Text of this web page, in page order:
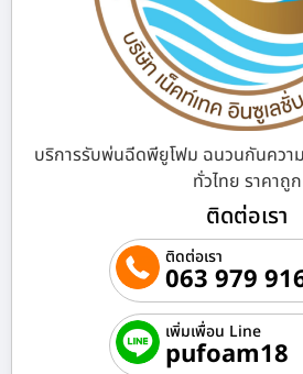
บริการรับพ่นฉีดพียูโฟม ฉนวนกันควา
ทั่วไทย ราคาถูก
ติดต่อเรา
ติดต่อเรา
063 979
เพิ่มเพื่อน Line
pufoam18